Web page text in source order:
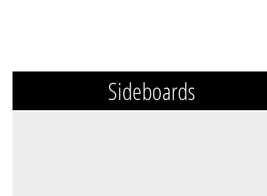
Sideboards